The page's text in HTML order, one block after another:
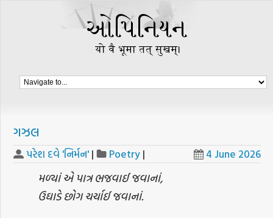
ગઝલ
પરેશ દવે 'નિર્મન' | Poetry | 4 June 2026
મળ્યાં એ પાત્ર ભજવાઈ જવાનાં,
ઉઘાડે છોગ ચર્ચાઈ જવાનાં.